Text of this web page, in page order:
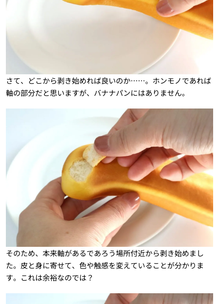
さて、どこから剥き始めれば良いのか……。ホンモノであれば
軸の部分だと思いますが、バナナパンにはありません。
そのため、本来軸があるであろう場所付近から剥き始めまし
た。皮と身に寄せて、色や触感を変えていることが分かりま
す。これは余裕なのでは？